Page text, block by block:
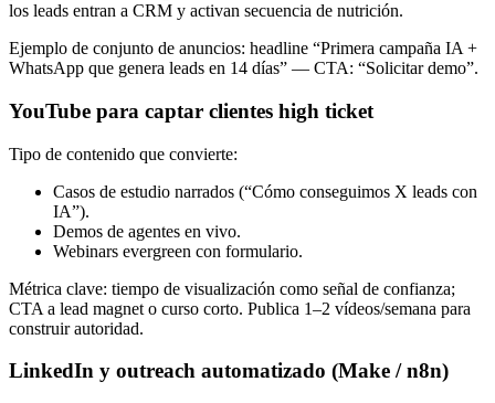
los leads entran a CRM y activan secuencia de nutrición.
Ejemplo de conjunto de anuncios: headline “Primera campaña IA +
WhatsApp que genera leads en 14 días” — CTA: “Solicitar demo”.
YouTube para captar clientes high ticket
Tipo de contenido que convierte:
Casos de estudio narrados (“Cómo conseguimos X leads con
IA”).
Demos de agentes en vivo.
Webinars evergreen con formulario.
Métrica clave: tiempo de visualización como señal de confianza;
CTA a lead magnet o curso corto. Publica 1–2 vídeos/semana para
construir autoridad.
LinkedIn y outreach automatizado (Make / n8n)